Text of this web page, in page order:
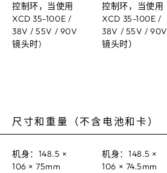
控制环，当使用
XCD 35-100E /
38V / 55V / 90V
镜头时)
控制环，当使用
XCD 35-100E /
38V / 55V / 90V
镜头时）
尺寸和重量（不含电池和卡）
机身：148.5 ×
106 × 75mm
机身：148.5 ×
106 × 74.5mm